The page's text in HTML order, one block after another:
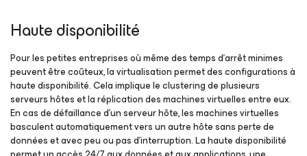
Haute disponibilité
Pour les petites entreprises où même des temps d’arrêt minimes
peuvent être coûteux, la virtualisation permet des configurations à
haute disponibilité. Cela implique le clustering de plusieurs
serveurs hôtes et la réplication des machines virtuelles entre eux.
En cas de défaillance d’un serveur hôte, les machines virtuelles
basculent automatiquement vers un autre hôte sans perte de
données et avec peu ou pas d’interruption. La haute disponibilité